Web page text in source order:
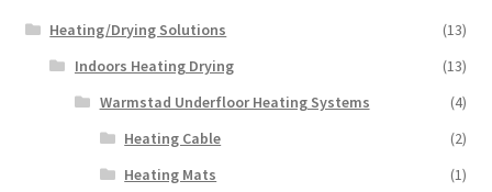
Heating/Drying Solutions
(13)
Indoors Heating Drying
(13)
Warmstad Underfloor Heating Systems
(4)
Heating Cable
(2)
Heating Mats
(1)